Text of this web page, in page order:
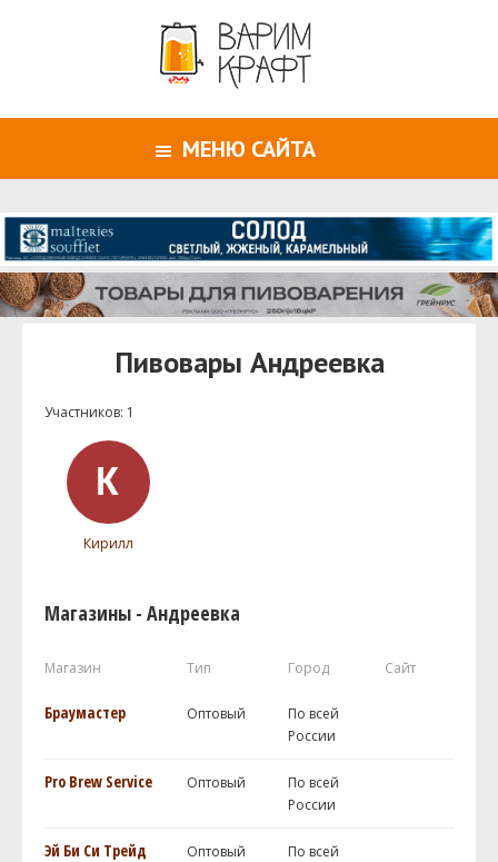
МЕНЮ САЙТА
Пивовары Андреевка
Участников: 1
Кирилл
Магазины - Андреевка
Магазин Тип Город Сайт
Браумастер Оптовый
По всей
России
Pro Brew Service Оптовый
По всей
России
Эй Би Си Трейд Оптовый
По всей